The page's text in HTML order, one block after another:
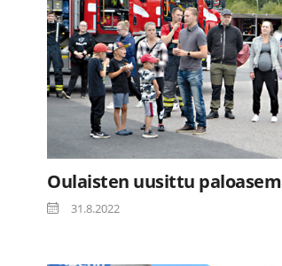
Oulaisten uusittu
31.8.2022